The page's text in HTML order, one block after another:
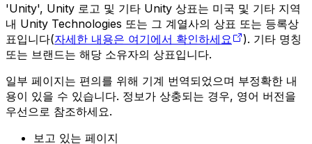
'Unity', Unity 로고 및 기타 Unity 상표는 미국 및 기타 지역
내 Unity Technologies 또는 그 계열사의 상표 또는 등록상
표입니다(자세한 내용은 여기에서 확인하세요
). 기타 명칭
또는 브랜드는 해당 소유자의 상표입니다.
일부 페이지는 편의를 위해 기계 번역되었으며 부정확한 내
용이 있을 수 있습니다. 정보가 상충되는 경우, 영어 버전을
우선으로 참조하세요.
보고 있는 페이지